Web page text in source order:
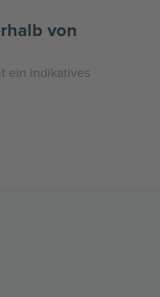
von
ein indikatives